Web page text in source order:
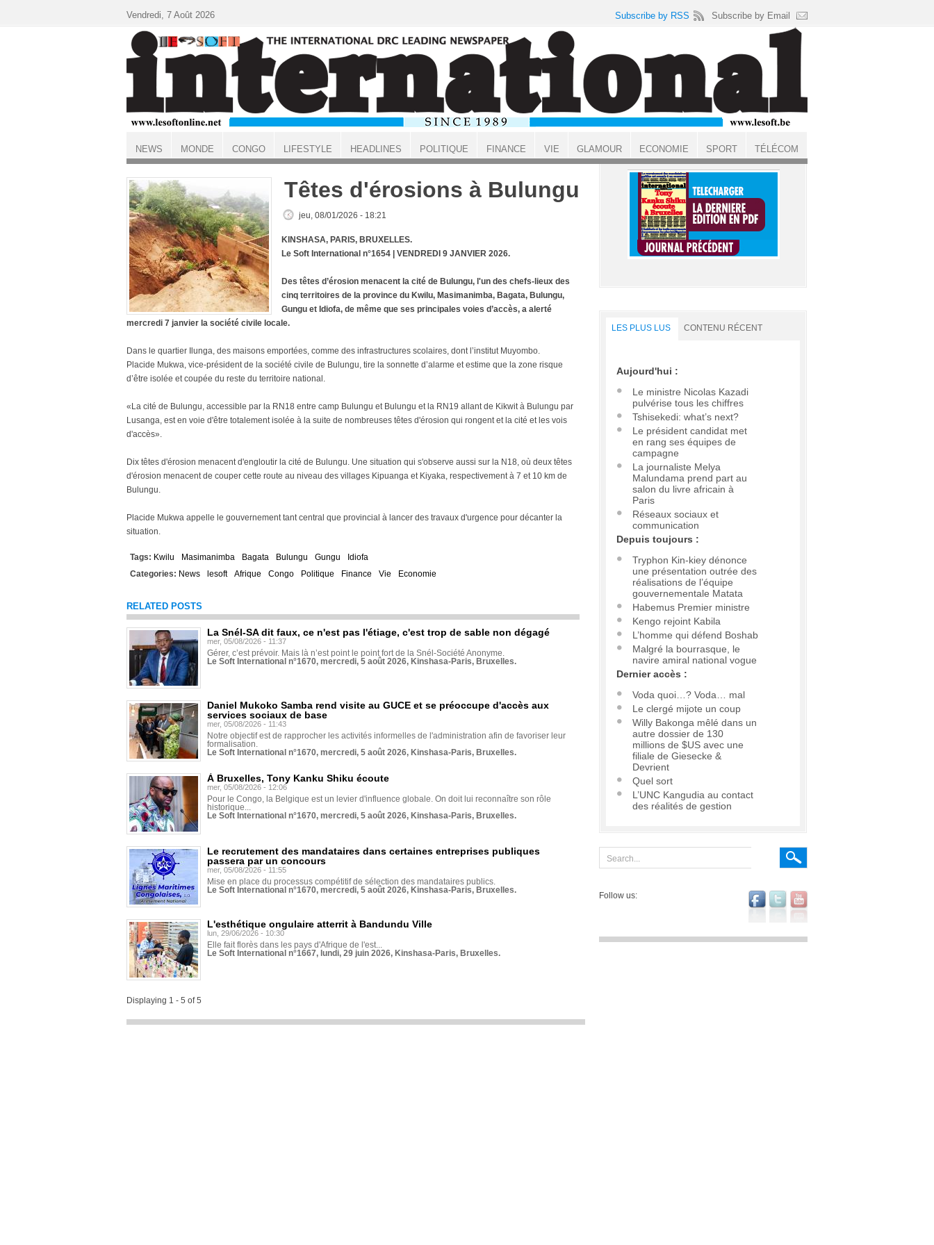
ACCUEIL
Têtes d'érosions à Bulungu
jeu, 08/01/2026 - 18:21
KINSHASA, PARIS, BRUXELLES.
Le Soft International n°1654 | VENDREDI 9 JANVIER 2026.
Des têtes d’érosion menacent la cité de Bulungu, l'un des chefs-lieux des
cinq territoires de la province du Kwilu, Masimanimba, Bagata, Bulungu,
Gungu et Idiofa, de même que ses principales voies d’accès, a alerté
mercredi 7 janvier la société civile locale.
Dans le quartier Ilunga, des maisons emportées, comme des infrastructures scolaires, dont l’institut Muyombo.
Placide Mukwa, vice-président de la société civile de Bulungu, tire la sonnette d’alarme et estime que la zone risque
d’être isolée et coupée du reste du territoire national.
«La cité de Bulungu, accessible par la RN18 entre camp Bulungu et Bulungu et la RN19 allant de Kikwit à Bulungu par
Lusanga, est en voie d'être totalement isolée à la suite de nombreuses têtes d'érosion qui rongent et la cité et les vois
d'accès».
Dix têtes d'érosion menacent d'engloutir la cité de Bulungu. Une situation qui s'observe aussi sur la N18, où deux têtes
d'érosion menacent de couper cette route au niveau des villages Kipuanga et Kiyaka, respectivement à 7 et 10 km de
Bulungu.
Placide Mukwa appelle le gouvernement tant central que provincial à lancer des travaux d'urgence pour décanter la
situation.
Tags: Kwilu Masimanimba Bagata Bulungu Gungu
Idiofa
Categories: News lesoft Afrique Congo Politique Finance Vie Economie
RELATED POSTS
La Snél-SA dit faux, ce n'est pas l'étiage, c'est trop de sable non dégagé
mer, 05/08/2026 - 11:37
Gérer, c’est prévoir. Mais là n’est point le point fort de la Snél-Société Anonyme.
Le Soft International n°1670, mercredi, 5 août 2026, Kinshasa-Paris, Bruxelles.
Daniel Mukoko Samba rend visite au GUCE et se préoccupe d'accès aux
services sociaux de base
mer, 05/08/2026 - 11:43
Notre objectif est de rapprocher les activités informelles de l'administration afin de favoriser leur
formalisation.
Le Soft International n°1670, mercredi, 5 août 2026, Kinshasa-Paris, Bruxelles.
À Bruxelles, Tony Kanku Shiku écoute
mer, 05/08/2026 - 12:06
Pour le Congo, la Belgique est un levier d'influence globale. On doit lui reconnaître son rôle
historique...
Le Soft International n°1670, mercredi, 5 août 2026, Kinshasa-Paris, Bruxelles.
Le recrutement des mandataires dans certaines entreprises publiques
passera par un concours
mer, 05/08/2026 - 11:55
Mise en place du processus compétitif de sélection des mandataires publics.
Le Soft International n°1670, mercredi, 5 août 2026, Kinshasa-Paris, Bruxelles.
L'esthétique ongulaire atterrit à Bandundu Ville
lun, 29/06/2026 - 10:30
Elle fait florès dans les pays d'Afrique de l'est...
Le Soft International n°1667, lundi, 29 juin 2026, Kinshasa-Paris, Bruxelles.
Displaying 1 - 5 of 5
LES PLUS LUS CONTENU RÉCENT
Aujourd'hui :
Le ministre Nicolas Kazadi
pulvérise tous les chiffres
Tshisekedi: what’s next?
Le président candidat met
en rang ses équipes de
campagne
La journaliste Melya
Malundama prend part au
salon du livre africain à
Paris
Réseaux sociaux et
communication
Depuis toujours :
Tryphon Kin-kiey dénonce
une présentation outrée des
réalisations de l’équipe
gouvernementale Matata
Habemus Premier ministre
Kengo rejoint Kabila
L’homme qui défend Boshab
Malgré la bourrasque, le
navire amiral national vogue
Dernier accès :
Voda quoi…? Voda… mal
Le clergé mijote un coup
Willy Bakonga mêlé dans un
autre dossier de 130
millions de $US avec une
filiale de Giesecke &
Devrient
Quel sort
L’UNC Kangudia au contact
des réalités de gestion
Follow us:
Vendredi, 7 Août 2026 Subscribe by RSS Subscribe by Email
NEWS MONDE CONGO LIFESTYLE HEADLINES POLITIQUE FINANCE VIE GLAMOUR ECONOMIE SPORT TÉLÉCOM